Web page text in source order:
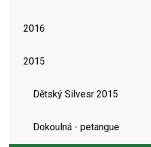
2016
2015
Dětský Silvesr 2015
Dokoulná - petangue